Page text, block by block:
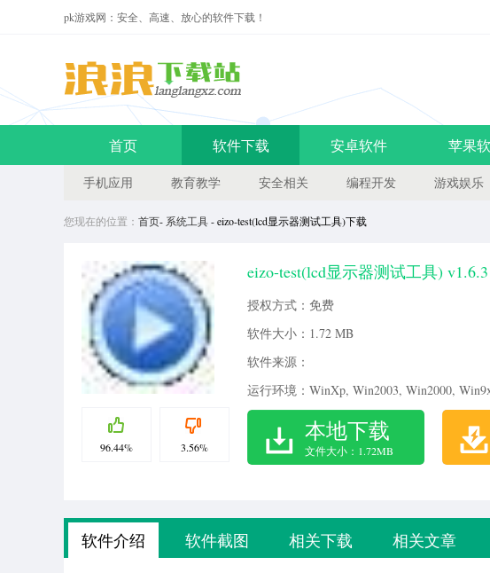
pk游戏网：安全、高速、放心的软件下载！
首页 软件下载 安卓软件 苹果
手机应用 教育教学 安全相关 编程开发 游戏娱乐
您现在的位置： 首页- 系统工具- eizo-test(lcd显示器测试工具)下载
96.44% 3.56%
eizo-test(lcd显示器测试工具)
授权方式：免费
软件大小： 1.72 MB
软件来源：
运行环境：WinXp, Win2003, Win2000,
本地下载
文件大小：1.72MB
软件介绍 软件截图 相关下载 相关文章